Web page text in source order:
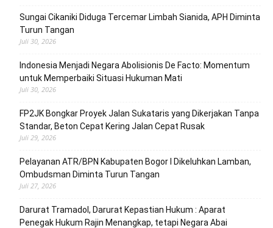
Sungai Cikaniki Diduga Tercemar Limbah Sianida, APH Diminta
Turun Tangan
Juli 30, 2026
‎Indonesia Menjadi Negara Abolisionis De Facto: Momentum
untuk Memperbaiki Situasi Hukuman Mati
Juli 30, 2026
FP2JK Bongkar Proyek Jalan Sukataris yang Dikerjakan Tanpa
Standar, Beton Cepat Kering Jalan Cepat Rusak
Juli 29, 2026
Pelayanan ATR/BPN Kabupaten Bogor I Dikeluhkan Lamban,
Ombudsman Diminta Turun Tangan
Juli 27, 2026
Darurat Tramadol, Darurat Kepastian Hukum : Aparat
Penegak Hukum Rajin Menangkap, tetapi Negara Abai